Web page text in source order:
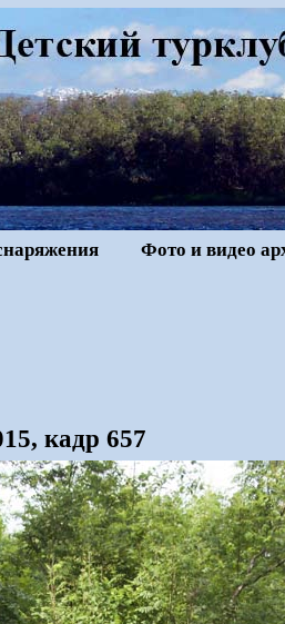
Фото и видео
кадр 657